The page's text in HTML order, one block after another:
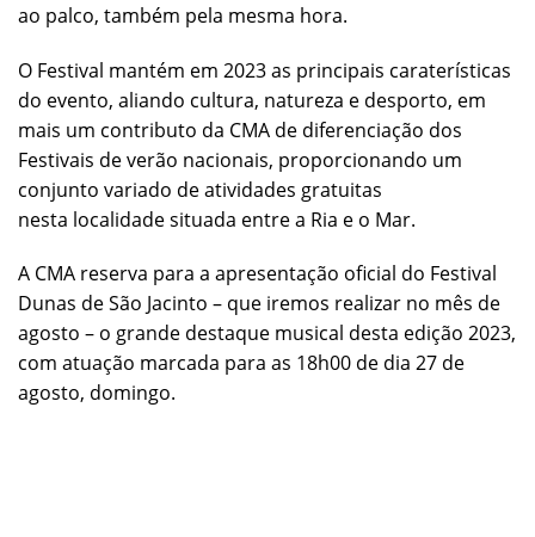
ao palco, também pela mesma hora.
O Festival mantém em 2023 as principais caraterísticas
do evento, aliando cultura, natureza e desporto, em
mais um contributo da CMA de diferenciação dos
Festivais de verão nacionais, proporcionando um
conjunto variado de atividades gratuitas
nesta localidade situada entre a Ria e o Mar.
A CMA reserva para a apresentação oficial do Festival
Dunas de São Jacinto – que iremos realizar no mês de
agosto – o grande destaque musical desta edição 2023,
com atuação marcada para as 18h00 de dia 27 de
agosto, domingo.